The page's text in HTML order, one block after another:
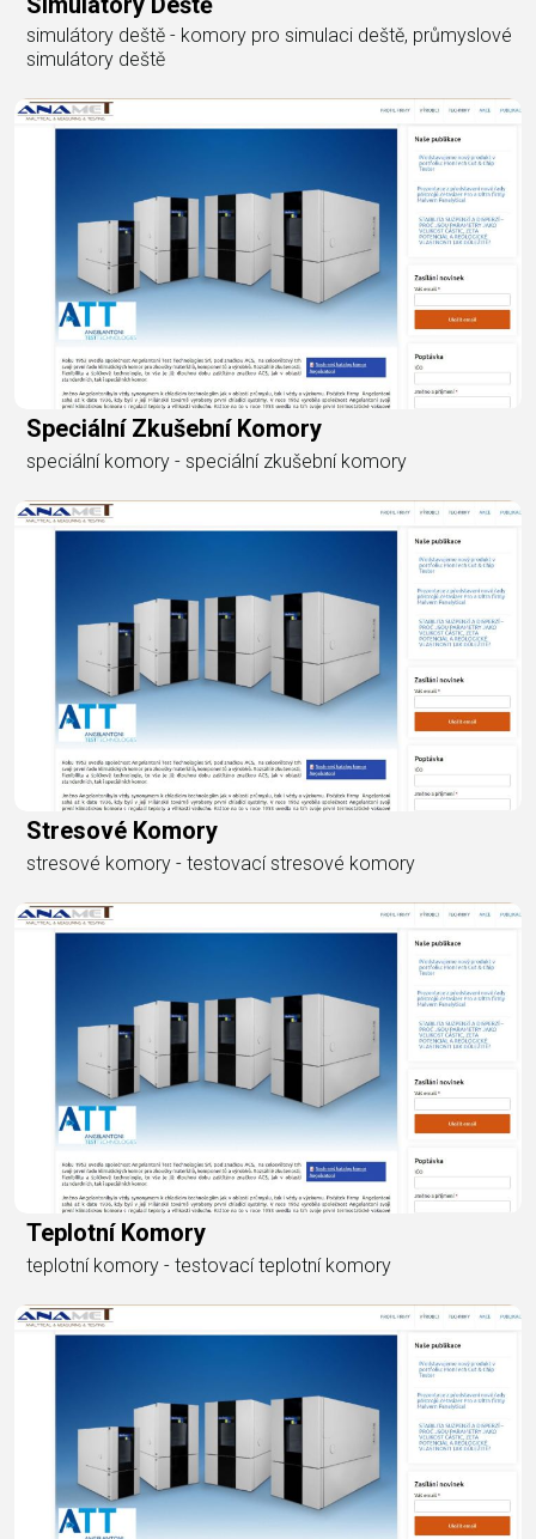
simulátory deště - komory pro simulaci deště, průmyslové
simulátory deště
Speciální Zkušební Komory
speciální komory - speciální zkušební komory
Stresové Komory
stresové komory - testovací stresové komory
Teplotní Komory
teplotní komory - testovací teplotní komory